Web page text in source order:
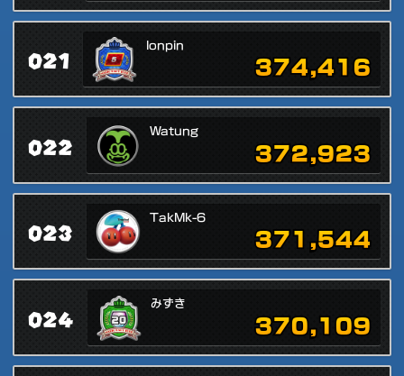
021
lonpin
374,416
022
Watung
372,923
023
TakMk-6
371,544
024
みずき
370,109